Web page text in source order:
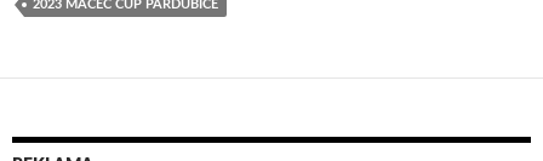
2023 MACEC CUP PARDUBICE